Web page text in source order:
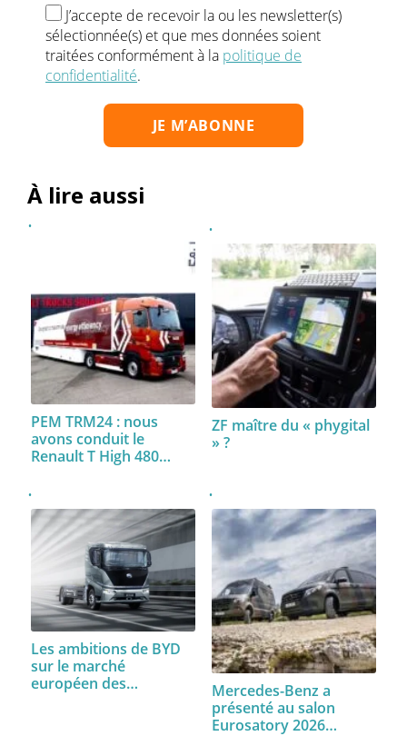
J’accepte de recevoir la ou les newsletter(s)
sélectionnée(s) et que mes données soient
traitées conformément à la politique de
confidentialité.
À lire aussi
PEM TRM24 : nous
avons conduit le
Renault T High 480…
ZF maître du « phygital
» ?
Les ambitions de BYD
sur le marché
européen des…
Mercedes-Benz a
présenté au salon
Eurosatory 2026…